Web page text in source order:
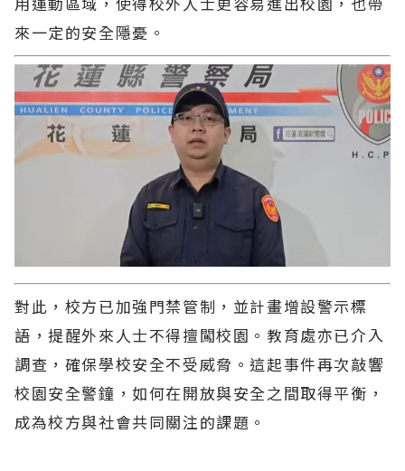
來一定的安全隱憂。
對此，校方已加強門禁管制，並計畫增設警示標
語，提醒外來人士不得擅闖校園。教育處亦已介入
調查，確保學校安全不受威脅。這起事件再次敲響
校園安全警鐘，如何在開放與安全之間取得平衡，
成為校方與社會共同關注的課題。